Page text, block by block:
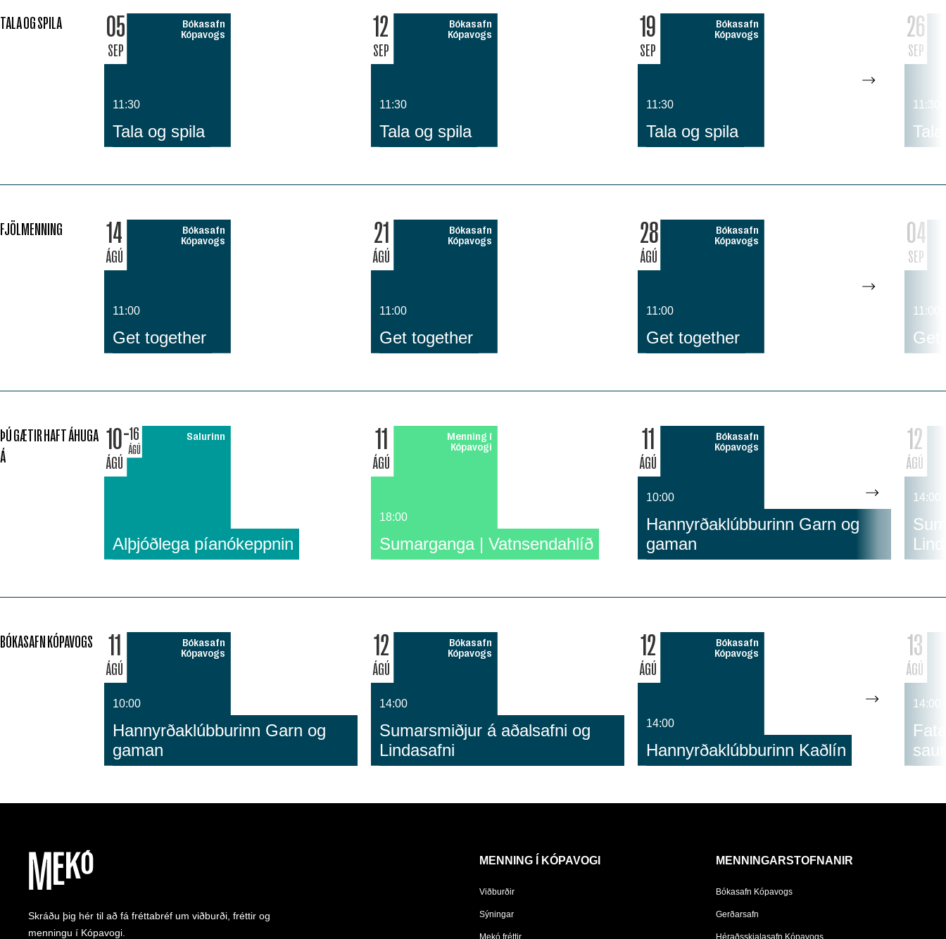
TALA OG SPILA 05
SEP
Bókasafn
Kópavogs
11:30
Tala og spila
12
SEP
Bókasafn
Kópavogs
11:30
Tala og spila
19
SEP
Bókasafn
Kópavogs
11:30
Tala og spila
26
SEP
11:30
FJÖLMENNING 14
ÁGÚ
Bókasafn
Kópavogs
11:00
Get together
21
ÁGÚ
Bókasafn
Kópavogs
11:00
Get together
28
ÁGÚ
Bókasafn
Kópavogs
11:00
Get together
04
SEP
11:00
Get
ÞÚ GÆTIR HAFT ÁHUGA
Á
10
ÁGÚ
16
ÁGÚ
Salurinn
Alþjóðlega píanókeppnin
11
ÁGÚ
Menning í
Kópavogi
18:00
Sumarganga | Vatnsendahlíð
11
ÁGÚ
Bókasafn
Kópavogs
10:00
Hannyrðaklúbburinn Garn og
gaman
12
ÁGÚ
14:00
BÓKASAFN KÓPAVOGS 11
ÁGÚ
Bókasafn
Kópavogs
10:00
Hannyrðaklúbburinn Garn og
gaman
12
ÁGÚ
Bókasafn
Kópavogs
14:00
Sumarsmiðjur á aðalsafni og
Lindasafni
12
ÁGÚ
Bókasafn
Kópavogs
14:00
Hannyrðaklúbburinn Kaðlín
13
ÁGÚ
14:00
Skráðu þig hér til að fá fréttabréf um viðburði, fréttir og
menningu í Kópavogi.
MENNING Í KÓPAVOGI
Viðburðir
Sýningar
Mekó fréttir
MENNINGARSTOFNANIR
Bókasafn Kópavogs
Gerðarsafn
Héraðsskjalasafn Kópavogs